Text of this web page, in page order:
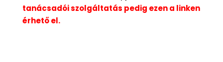
tanácsadói szolgáltatás pedig ezen a linken
érhető el.